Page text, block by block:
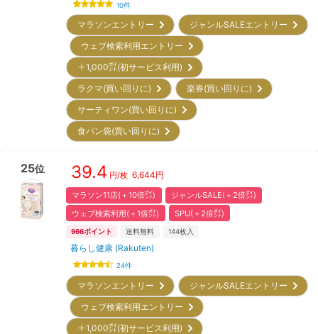
10件
マラソンエントリー
ジャンルSALEエントリー
ウェブ検索利用エントリー
＋1,000㌽(初サービス利用)
ラクマ(買い回りに)
楽券(買い回りに)
サーティワン(買い回りに)
食パン袋(買い回りに)
25位 39.4 円/枚 6,644円
マラソン11店(＋10倍㌽)
ジャンルSALE(＋2倍㌽)
ウェブ検索利用(＋1倍㌽)
SPU(＋2倍㌽)
966ポイント 送料無料 144枚入
暮らし健康 (Rakuten)
24件
マラソンエントリー
ジャンルSALEエントリー
ウェブ検索利用エントリー
＋1,000㌽(初サービス利用)